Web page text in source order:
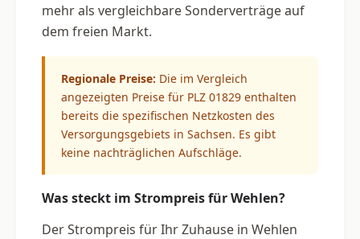
mehr als vergleichbare Sonderverträge auf
dem freien Markt.
Regionale Preise: Die im Vergleich
angezeigten Preise für PLZ 01829 enthalten
bereits die spezifischen Netzkosten des
Versorgungsgebiets in Sachsen. Es gibt
keine nachträglichen Aufschläge.
Was steckt im Strompreis für Wehlen?
Der Strompreis für Ihr Zuhause in Wehlen